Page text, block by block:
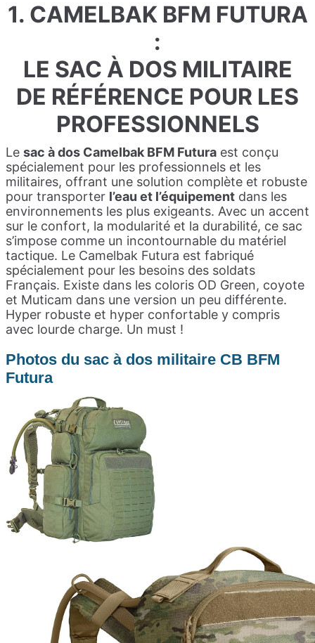
1. CAMELBAK BFM FUTURA
:
LE SAC À DOS MILITAIRE
DE RÉFÉRENCE POUR LES
PROFESSIONNELS
Le sac à dos Camelbak BFM Futura est conçu
spécialement pour les professionnels et les
militaires, offrant une solution complète et robuste
pour transporter l’eau et l’équipement dans les
environnements les plus exigeants. Avec un accent
sur le confort, la modularité et la durabilité, ce sac
s’impose comme un incontournable du matériel
tactique. Le Camelbak Futura est fabriqué
spécialement pour les besoins des soldats
Français. Existe dans les coloris OD Green, coyote
et Muticam dans une version un peu différente.
Hyper robuste et hyper confortable y compris
avec lourde charge. Un must !
Photos du sac à dos militaire CB BFM
Futura